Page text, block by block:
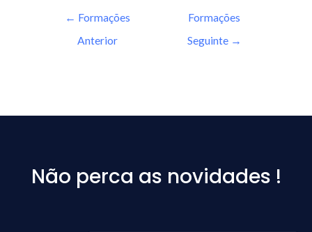
← Formações
Anterior
Formações
Seguinte →
Não perca as novidades !